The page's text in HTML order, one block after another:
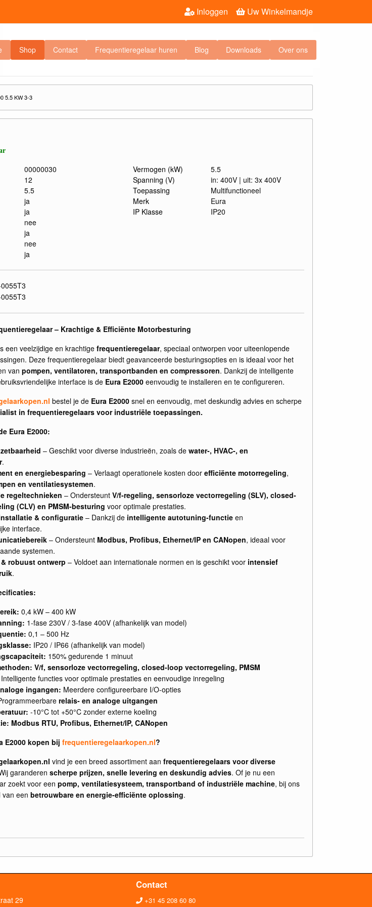
Uw Winkelmandje
Inloggen
Shop Contact Frequentieregelaar huren Blog Downloads Over ons
5.5 KW 3-3
00000030
12
5.5
ja
ja
nee
ja
nee
ja
Vermogen (kW)
5.5
Spanning (V)
in: 400V | uit: 3x 400V
Toepassing
Multifunctioneel
Merk
Eura
IP Klasse
IP20
– Krachtige & Efficiënte Motorbesturing
een veelzijdige en krachtige frequentieregelaar, speciaal ontworpen voor uiteenlopende
Deze frequentieregelaar biedt geavanceerde besturingsopties en is ideaal voor het
van pompen, ventilatoren, transportbanden en compressoren. Dankzij de intelligente
interface is de Eura E2000eenvoudig te installeren en te configureren.
bestel je de Eura E2000snel en eenvoudig, met deskundig advies en scherpe
in frequentieregelaars voor industriële toepassingen.
Eura E2000:
– Geschikt voor diverse industrieën, zoals de water-, HVAC-, en
.
en energiebesparing – Verlaagt operationele kosten door efficiënte motorregeling,
en ventilatiesystemen.
regeltechnieken – Ondersteunt V/f-regeling, sensorloze vectorregeling (SLV), closed-
(CLV) en PMSM-besturing voor optimale prestaties.
& configuratie– Dankzij de intelligente autotuning-functieen
interface.
– Ondersteunt Modbus, Profibus, Ethernet/IP en CANopen, ideaal voor
systemen.
robuust ontwerp – Voldoet aan internationale normen en is geschikt voor intensief
.
0,4 kW – 400 kW
1-fase 230V / 3-fase 400V (afhankelijk van model)
0,1 – 500 Hz
IP20 / IP66 (afhankelijk van model)
150% gedurende 1 minuut
V/f, sensorloze vectorregeling, closed-loop vectorregeling, PMSM
Intelligente functies voor optimale prestaties en eenvoudige inregeling
ingangen: Meerdere configureerbare I/O-opties
relais- en analoge uitgangen
-10°C tot +50°C zonder externe koeling
Modbus RTU, Profibus, Ethernet/IP, CANopen
E2000 kopen bij frequentieregelaarkopen.nl?
vind je een breed assortiment aan frequentieregelaars voor diverse
garanderen scherpe prijzen, snelle levering en deskundig advies. Of je nu een
zoekt voor een pomp, ventilatiesysteem, transportband of industriële machine, bij ons
van een betrouwbare en energie-efficiënte oplossing.
29
Contact
+31 45 208 60 80